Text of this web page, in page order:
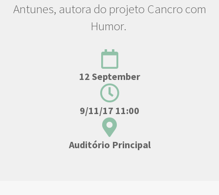
Antunes, autora do projeto Cancro com
Humor.
12 September
9/11/17 11:00
Auditório Principal